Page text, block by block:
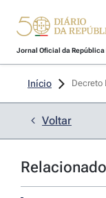
Jornal Oficial da República
Início Decreto
Voltar